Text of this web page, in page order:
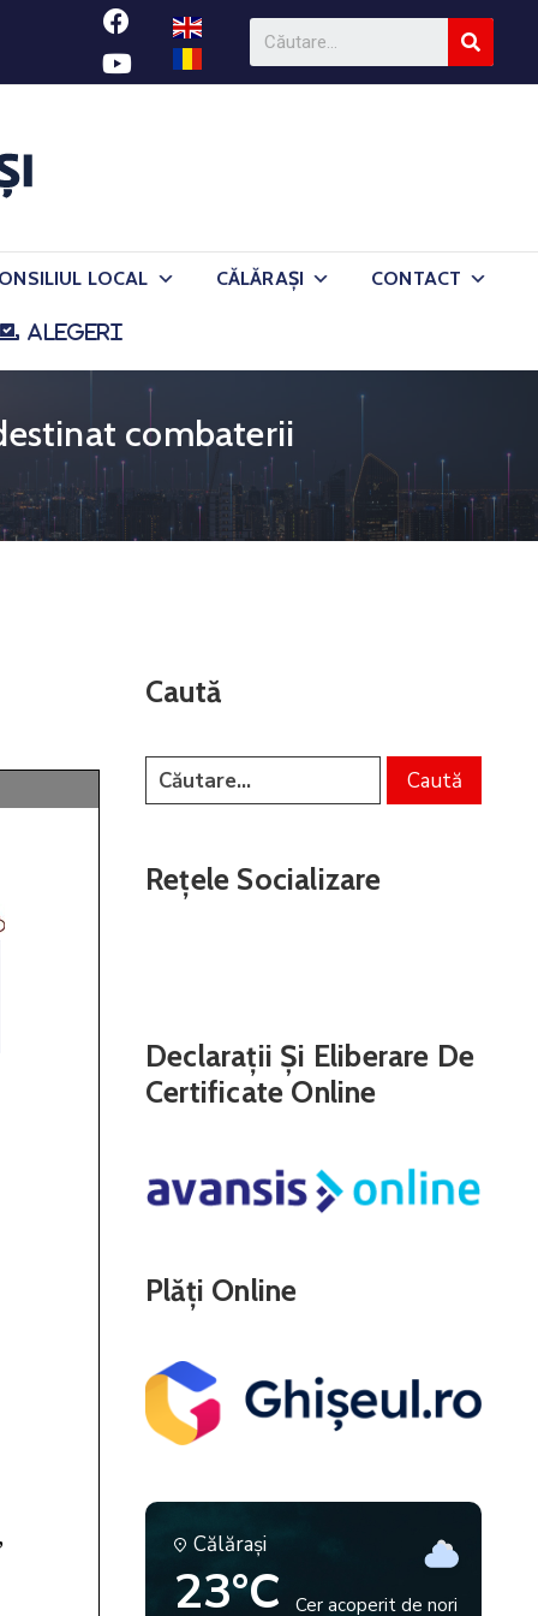
LOCAL CĂLĂRAȘI CONTACT
ALEGERI
combaterii
Caută
Rețele Socializare
Declarații Și Eliberare De
Certificate Online
Plăți Online
Călăraşi
23°C Cer acoperit de nori